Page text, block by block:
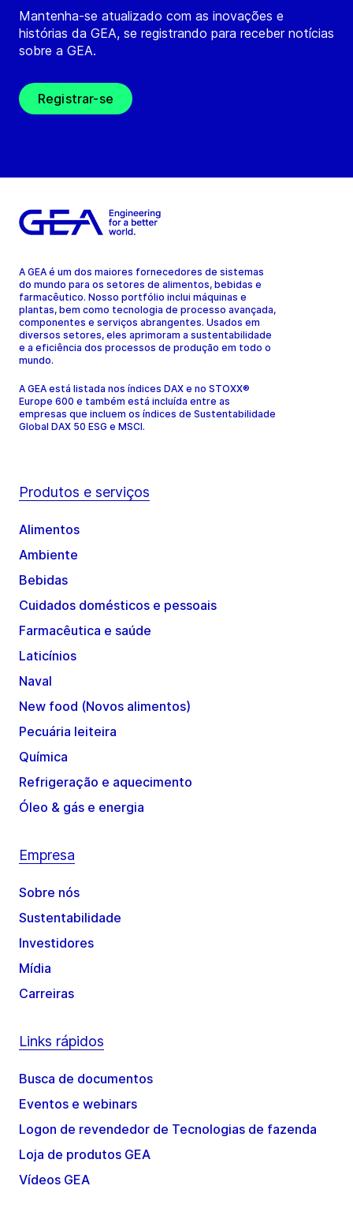
Mantenha-se atualizado com as inovações e
histórias da GEA, se registrando para receber notícias
sobre a GEA.
Registrar-se
A GEA é um dos maiores fornecedores de sistemas
do mundo para os setores de alimentos, bebidas e
farmacêutico. Nosso portfólio inclui máquinas e
plantas, bem como tecnologia de processo avançada,
componentes e serviços abrangentes. Usados em
diversos setores, eles aprimoram a sustentabilidade
e a eficiência dos processos de produção em todo o
mundo.
A GEA está listada nos índices DAX e no STOXX®
Europe 600 e também está incluída entre as
empresas que incluem os índices de Sustentabilidade
Global DAX 50 ESG e MSCI.
Produtos e serviços
Alimentos
Ambiente
Bebidas
Cuidados domésticos e pessoais
Farmacêutica e saúde
Laticínios
Naval
New food (Novos alimentos)
Pecuária leiteira
Química
Refrigeração e aquecimento
Óleo & gás e energia
Empresa
Sobre nós
Sustentabilidade
Investidores
Mídia
Carreiras
Links rápidos
Busca de documentos
Eventos e webinars
Logon de revendedor de Tecnologias de fazenda
Loja de produtos GEA
Vídeos GEA